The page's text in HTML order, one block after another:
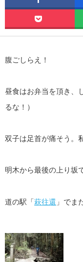
腹ごしらえ！
昼食はお弁当を頂き、
るな！）
双子は足首が痛そう。
明木から最後の上り坂
道の駅「萩往還 」でま